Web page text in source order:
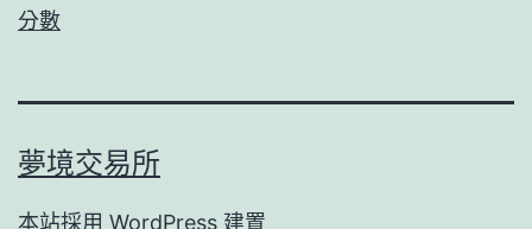
分數
夢境交易所
本站採用 WordPress 建置